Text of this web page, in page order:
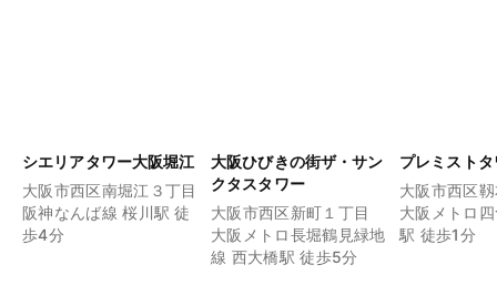
シエリアタワー大阪堀江
大阪市西区南堀江３丁目
阪神なんば線 桜川駅 徒
歩4分
大阪ひびきの街ザ・サン
クタスタワー
大阪市西区新町１丁目
大阪メトロ長堀鶴見緑地
線 西大橋駅 徒歩5分
プレミスト
大阪市西区
大阪メトロ
駅 徒歩1分